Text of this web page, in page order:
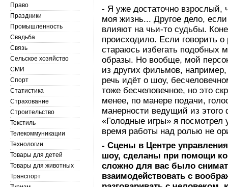
- Я уже достаточно взрослый,
моя жизнь... Другое дело,
влияют на чьи-то судьбы.
происходило. Если говорить
стараюсь избегать подобных
образы. Но вообще, мой
из других фильмов,
речь идёт о шоу,
тоже бесчеловечное, но это
менее, по манере подачи,
манерности ведущий из
«Голодные игры» я
время работы над ролью не
- Сцены в Центре
шоу, сделаны при помощи
сложно для вас было
взаимодействовать с
Право
Праздники
Промышленность
Свадьба
Связь
Сельское хозяйство
СМИ
Спорт
Статистика
Страхование
Строительство
Текстиль
Телекоммуникации
Технологии
Товары для детей
Товары для животных
Транспорт